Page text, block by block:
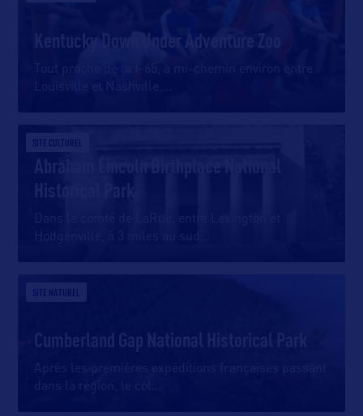
Kentucky Down Under Adventure Zoo
Tout proche de la I-65, à mi-chemin environ entre
Louisville et Nashville,
SITE CULTUREL
Dans le comté de LaRue, entre Lexington et
SITE NATUREL
Cumberland Gap National Historical Park
Après les premières expéditions françaises passant
dans la région, le col